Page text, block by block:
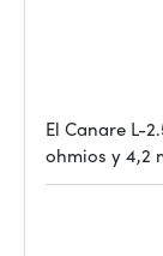
El Canare L-
ohmios y 4,2